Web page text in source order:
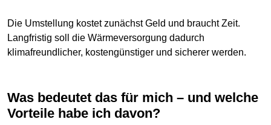
Die Umstellung kostet zunächst Geld und braucht Zeit.
Langfristig soll die Wärmeversorgung dadurch
klimafreundlicher, kostengünstiger und sicherer werden.
Was bedeutet das für mich – und welche
Vorteile habe ich davon?